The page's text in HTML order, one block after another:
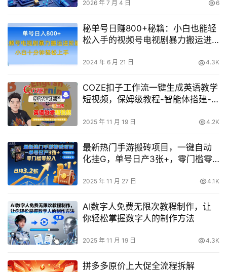
2026 年 7 月 4 日 6
秘单号日赚800+秘籍：小白也能轻
松入手的视频号电视剧暴力搬运进
2024 年 6 月 21 日 4.3K
COZE扣子工作流一键生成英语教学
短视频，保姆级教程-智能体搭建-
2025 年 11 月 19 日 4.2K
最新热门手游搬砖项目，一键自动
化挂G，单号日产3张+，零门槛零
2025 年 11 月 27 日 4.1K
AI数字人免费无限次教程制作，让
你轻松掌握数字人的制作方法
2025 年 11 月 19 日 4.3K
拼多多原价上大促全流程拆解